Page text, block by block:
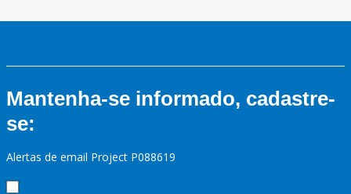
Mantenha-se informado, cadastre-
se:
Alertas de email Project P088619